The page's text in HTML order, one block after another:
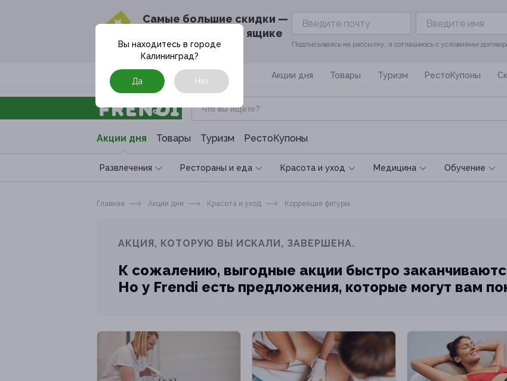
Cамые большие скидки —
в твоём почтовом ящике
Подписываясь на рассылку, я соглашаюсь с условиями
Москва Акции дня Товары Туризм РестоКупоны
Акции дня Товары Туризм РестоКупоны
Развлечения Рестораны и еда Красота и уход Медицина Обучение
Вы находитесь в городе
Калининград?
Да Нет
Главная Акции дня Красота и уход Коррекция фигуры
АКЦИЯ, КОТОРУЮ ВЫ ИСКАЛИ, ЗАВЕРШЕНА.
К сожалению, выгодные акции быстро
Но у Frendi есть предложения, которые могут вам